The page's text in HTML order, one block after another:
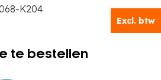
Excl. btw
K204
te bestellen